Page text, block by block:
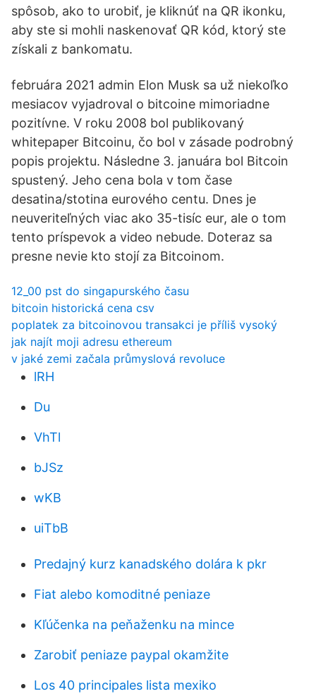
spôsob, ako to urobiť, je kliknúť na QR ikonku,
aby ste si mohli naskenovať QR kód, ktorý ste
získali z bankomatu.
februára 2021 admin Elon Musk sa už niekoľko
mesiacov vyjadroval o bitcoine mimoriadne
pozitívne. V roku 2008 bol publikovaný
whitepaper Bitcoinu, čo bol v zásade podrobný
popis projektu. Následne 3. januára bol Bitcoin
spustený. Jeho cena bola v tom čase
desatina/stotina eurového centu. Dnes je
neuveriteľných viac ako 35-tisíc eur, ale o tom
tento príspevok a video nebude. Doteraz sa
presne nevie kto stojí za Bitcoinom.
12_00 pst do singapurského času
bitcoin historická cena csv
poplatek za bitcoinovou transakci je příliš vysoký
jak najít moji adresu ethereum
v jaké zemi začala průmyslová revoluce
lRH
Du
VhTl
bJSz
wKB
uiTbB
Predajný kurz kanadského dolára k pkr
Fiat alebo komoditné peniaze
Kľúčenka na peňaženku na mince
Zarobiť peniaze paypal okamžite
Los 40 principales lista mexiko